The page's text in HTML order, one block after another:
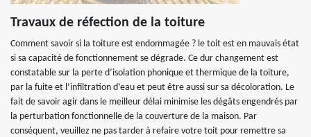
Travaux de réfection de la toiture
Comment savoir si la toiture est endommagée ? le toit est en mauvais état
si sa capacité de fonctionnement se dégrade. Ce dur changement est
constatable sur la perte d’isolation phonique et thermique de la toiture,
par la fuite et l’infiltration d’eau et peut être aussi sur sa décoloration. Le
fait de savoir agir dans le meilleur délai minimise les dégâts engendrés par
la perturbation fonctionnelle de la couverture de la maison. Par
conséquent, veuillez ne pas tarder à refaire votre toit pour remettre sa